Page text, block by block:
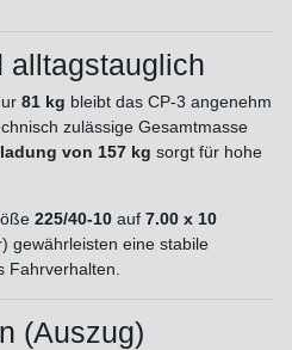
alltagstauglich
81 kg bleibt das CP-3 angenehm
zulässige Gesamtmasse
von 157 kg sorgt für hohe
225/40-10 auf 7.00 x 10
gewährleisten eine stabile
Fahrverhalten.
(Auszug)